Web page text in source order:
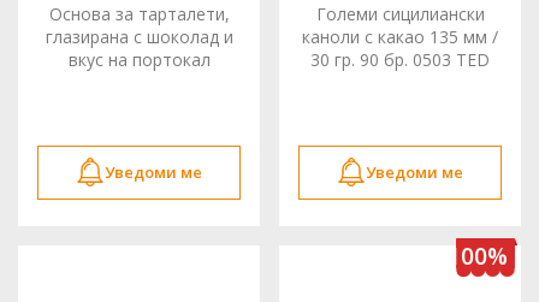
Основа за тарталети,
глазирана с шоколад и
вкус на портокал
Уведоми ме
Големи сицилиански
каноли с какао 135 мм /
30 гр. 90 бр. 0503 TED
Уведоми ме
100%